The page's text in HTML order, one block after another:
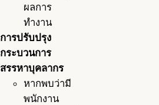
ผลการ
ทำงาน
การปรับปรุง
กระบวนการ
สรรหาบุคลากร
หากพบว่ามี
พนักงาน